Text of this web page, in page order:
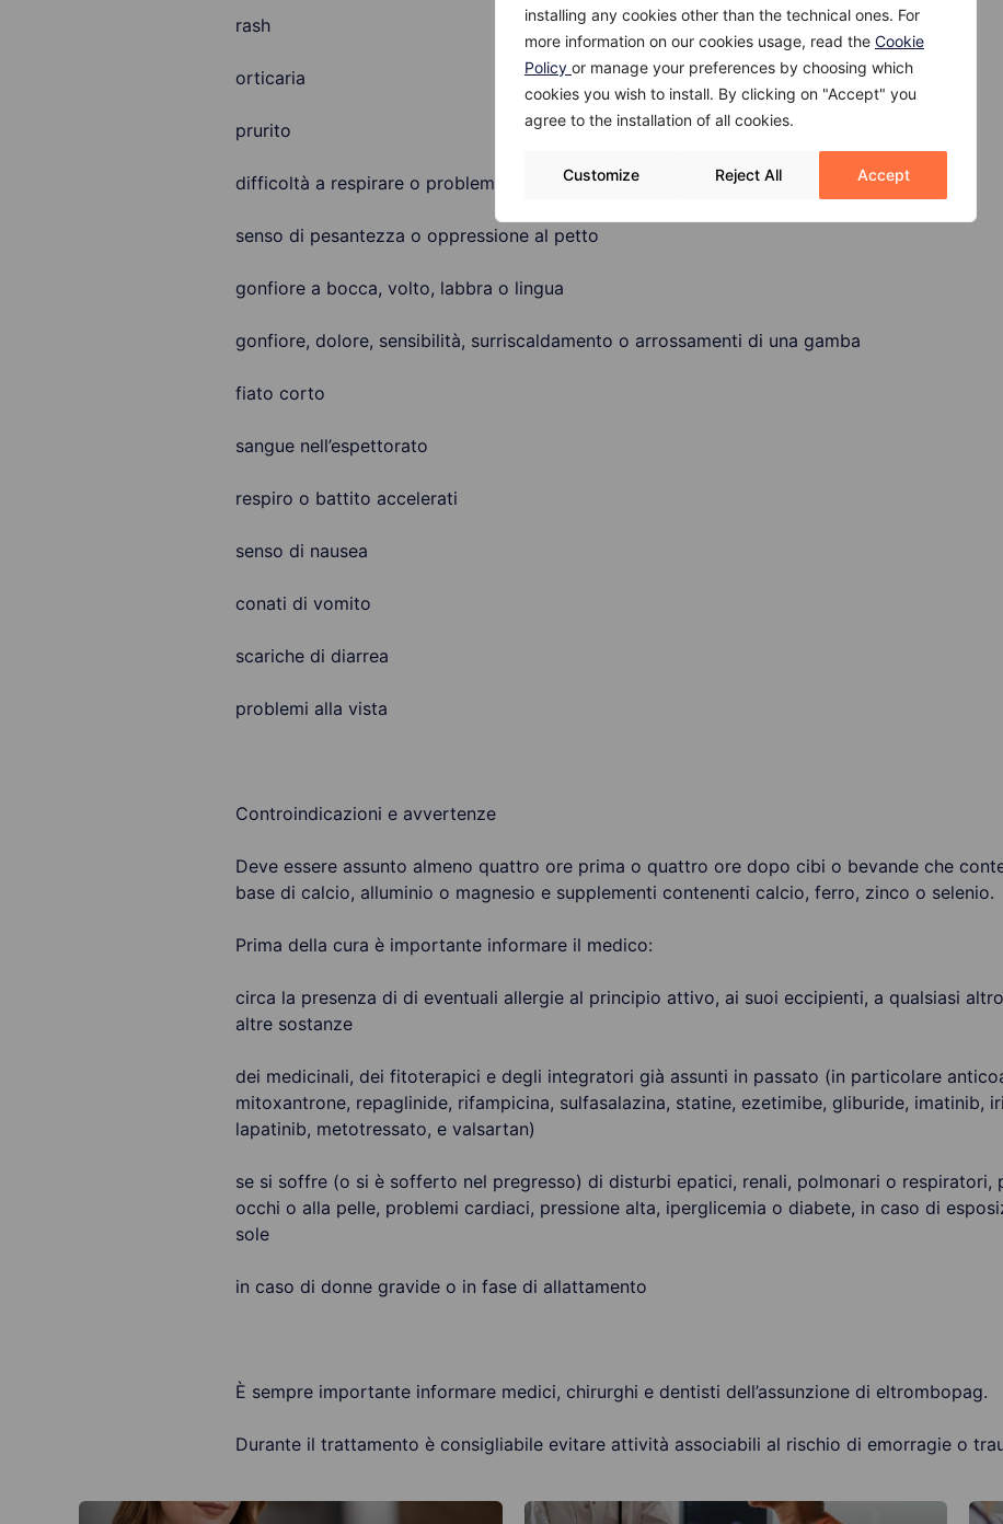
installing any cookies other than the technical ones. For
more information on our cookies usage, read the Cookie
Policy or manage your preferences by choosing which
cookies you wish to install. By clicking on "Accept" you
agree to the installation of all cookies.
Customize Reject All Accept
rash
orticaria
prurito
difficoltà a respirare o problemi ai polmoni
senso di pesantezza o oppressione al petto
gonfiore a bocca, volto, labbra o lingua
gonfiore, dolore, sensibilità, surriscaldamento o arrossamenti di una gamba
fiato corto
sangue nell’espettorato
respiro o battito accelerati
senso di nausea
conati di vomito
scariche di diarrea
problemi alla vista
Controindicazioni e avvertenze
Deve essere assunto almeno quattro ore prima o quattro ore dopo cibi o bevande che
base di calcio, alluminio o magnesio e supplementi contenenti calcio, ferro, zinco o selenio.
Prima della cura è importante informare il medico:
circa la presenza di di eventuali allergie al principio attivo, ai suoi eccipienti, a qualsiasi
altre sostanze
dei medicinali, dei fitoterapici e degli integratori già assunti in passato (in particolare
mitoxantrone, repaglinide, rifampicina, sulfasalazina, statine, ezetimibe, gliburide, imatinib,
lapatinib, metotressato, e valsartan)
se si soffre (o si è sofferto nel pregresso) di disturbi epatici, renali, polmonari o respiratori,
occhi o alla pelle, problemi cardiaci, pressione alta, iperglicemia o diabete, in caso di
sole
in caso di donne gravide o in fase di allattamento
È sempre importante informare medici, chirurghi e dentisti dell’assunzione di eltrombopag.
Durante il trattamento è consigliabile evitare attività associabili al rischio di emorragie o